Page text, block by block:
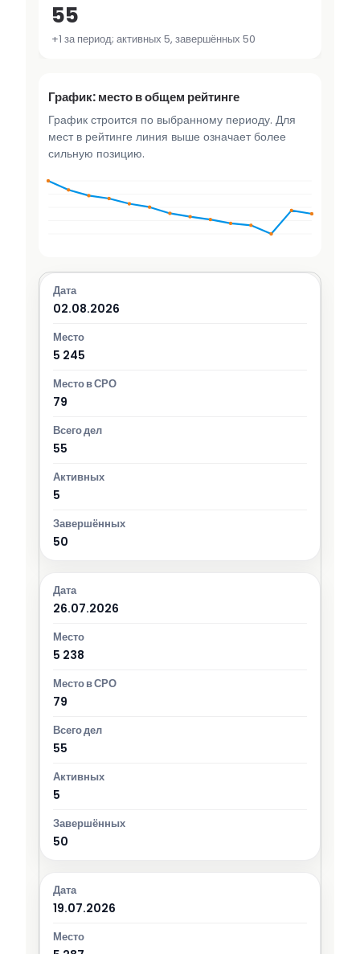
55
+1 за период; активных 5, завершённых 50
График: место в общем рейтинге
График строится по выбранному периоду. Для
мест в рейтинге линия выше означает более
сильную позицию.
02.08.2026
5 245
79
55
5
50
26.07.2026
5 238
79
55
5
50
19.07.2026